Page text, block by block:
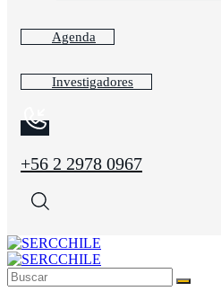
Agenda
Investigadores
+56 2 2978 0967